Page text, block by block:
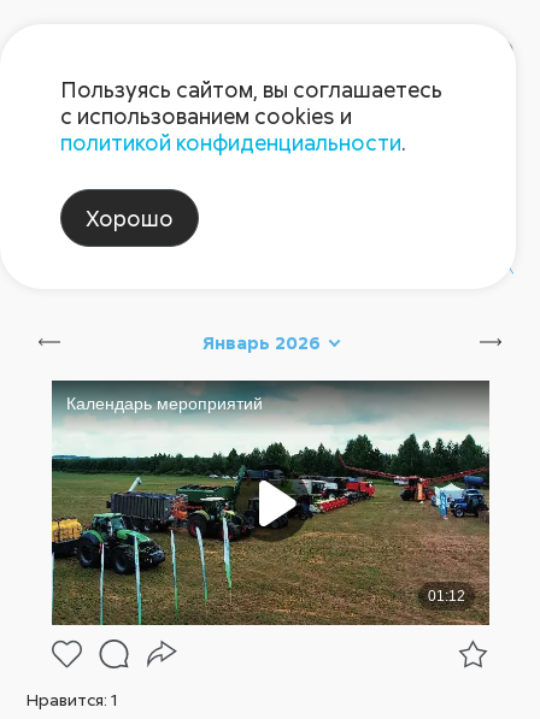
Блог Августа
Январь 2026
Нравится:1
Пользуясь сайтом, вы соглашаетесь
с использованием cookies и
политикой конфиденциальности.
Хорошо